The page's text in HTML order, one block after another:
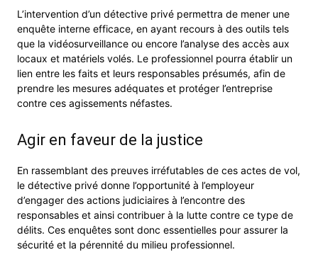
L’intervention d’un détective privé permettra de mener une
enquête interne efficace, en ayant recours à des outils tels
que la vidéosurveillance ou encore l’analyse des accès aux
locaux et matériels volés. Le professionnel pourra établir un
lien entre les faits et leurs responsables présumés, afin de
prendre les mesures adéquates et protéger l’entreprise
contre ces agissements néfastes.
Agir en faveur de la justice
En rassemblant des preuves irréfutables de ces actes de vol,
le détective privé donne l’opportunité à l’employeur
d’engager des actions judiciaires à l’encontre des
responsables et ainsi contribuer à la lutte contre ce type de
délits. Ces enquêtes sont donc essentielles pour assurer la
sécurité et la pérennité du milieu professionnel.